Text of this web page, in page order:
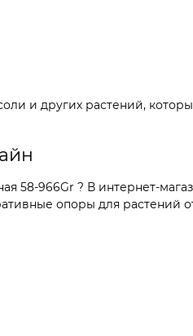
и других растений,
966Gr ? В интернет-
опоры для растений